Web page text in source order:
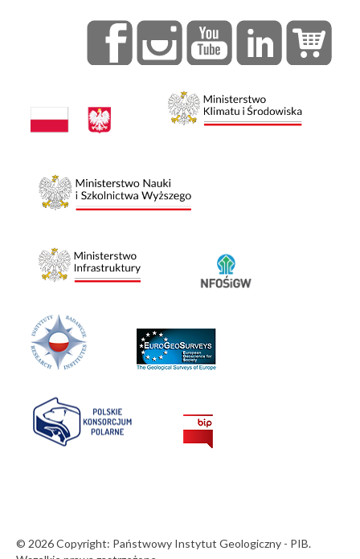
© 2026 Copyright: Państwowy Instytut Geologiczny - PIB.